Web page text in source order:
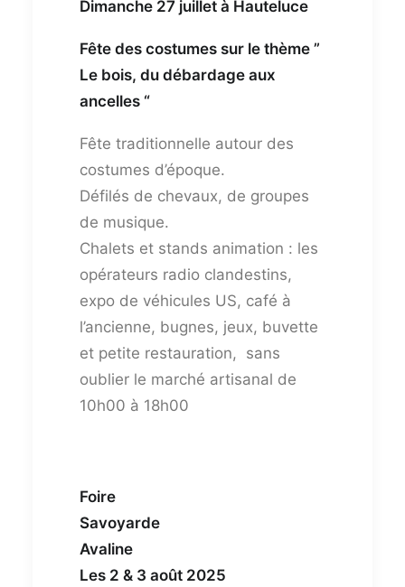
Dimanche 27 juillet à Hauteluce
Fête des costumes sur le thème ”
Le bois, du débardage aux
ancelles “
Fête traditionnelle autour des
costumes d’époque.
Défilés de chevaux, de groupes
de musique.
Chalets et stands animation : les
opérateurs radio clandestins,
expo de véhicules US, café à
l’ancienne, bugnes, jeux, buvette
et petite restauration, sans
oublier le marché artisanal de
10h00 à 18h00
Foire
Savoyarde
Avaline
Les 2 & 3 août 2025